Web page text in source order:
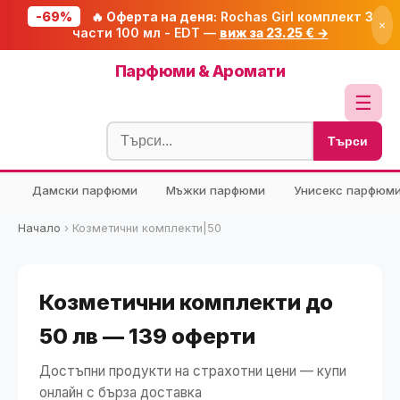
-69% 🔥 Оферта на деня: Rochas Girl комплект 3
части 100 мл - EDT — виж за 23.25 € → ×
Парфюми & Аромати
☰
Блог
🧮 Калкулатори
🔍 Намери продукт
🎁 Подарък
Търси
Дамски парфюми Мъжки парфюми Унисекс
Начало › Козметични комплекти|50
Козметични комплекти до
50 лв — 139 оферти
Достъпни продукти на страхотни цени — купи
онлайн с бърза доставка